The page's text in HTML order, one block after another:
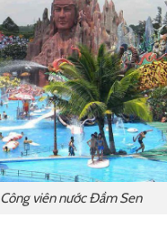
Công viên nước Đầm Sen